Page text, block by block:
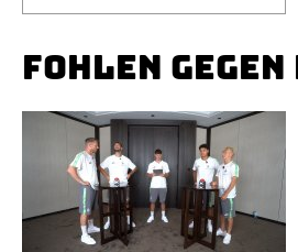
FOHLEN GEGEN